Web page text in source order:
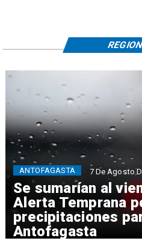
Se sumarían al
Alerta Temprana
precipitaciones
Antofagasta
ANTOFAGASTA 7 De Agosto